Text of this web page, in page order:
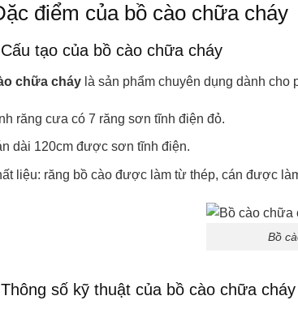
điểm của bồ cào chữa cháy
tạo của bồ cào chữa cháy
chữa cháy là sản phẩm chuyên dụng dành
răng cưa có 7 răng sơn tĩnh điện đỏ.
dài 120cm được sơn tĩnh điện.
liệu: răng bồ cào được làm từ thép, cán được
Bồ
số kỹ thuật của bồ cào chữa cháy